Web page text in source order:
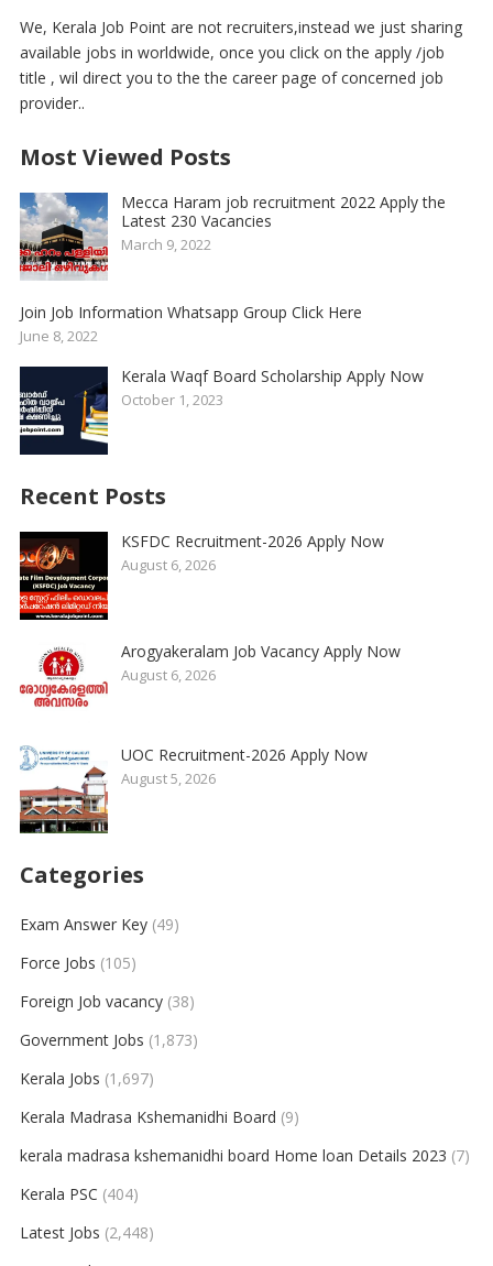
We, Kerala Job Point are not recruiters,instead we just sharing
available jobs in worldwide, once you click on the apply /job
title , wil direct you to the the career page of concerned job
provider..
Most Viewed Posts
Mecca Haram job recruitment 2022 Apply the
Latest 230 Vacancies
March 9, 2022
Join Job Information Whatsapp Group Click Here
June 8, 2022
Kerala Waqf Board Scholarship Apply Now
October 1, 2023
Recent Posts
KSFDC Recruitment-2026 Apply Now
August 6, 2026
Arogyakeralam Job Vacancy Apply Now
August 6, 2026
UOC Recruitment-2026 Apply Now
August 5, 2026
Categories
Exam Answer Key(49)
Force Jobs (105)
Foreign Job vacancy(38)
Government Jobs (1,873)
Kerala Jobs (1,697)
Kerala Madrasa Kshemanidhi Board (9)
kerala madrasa kshemanidhi board Home loan Details 2023 (7)
Kerala PSC (404)
Latest Jobs (2,448)